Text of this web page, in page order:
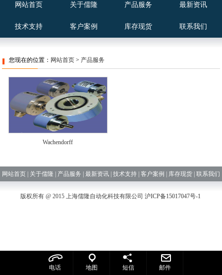
网站首页 关于儒隆 产品服务 最新资讯
技术支持 客户案例 库存现货 联系我们
您现在的位置： 网站首页> 产品服务
Wachendorff
网站首页 | 关于儒隆 | 产品服务 | 最新资讯 | 技术支持 | 客户案例 | 库存现货 | 联系我们
版权所有 @ 2015 上海儒隆自动化科技有限公司 沪ICP备15017047号-1
电话 地图 短信 邮件